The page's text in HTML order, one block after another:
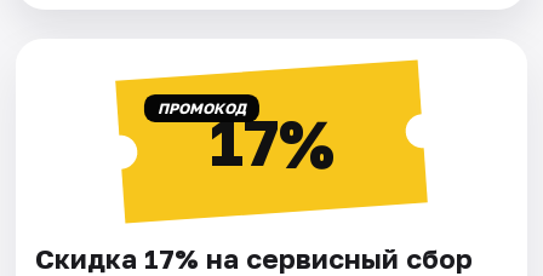
ПРОМОКОД17%
Скидка 17% на сервисный сбор